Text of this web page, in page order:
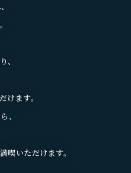
、
けます。
、
喫いただけます。